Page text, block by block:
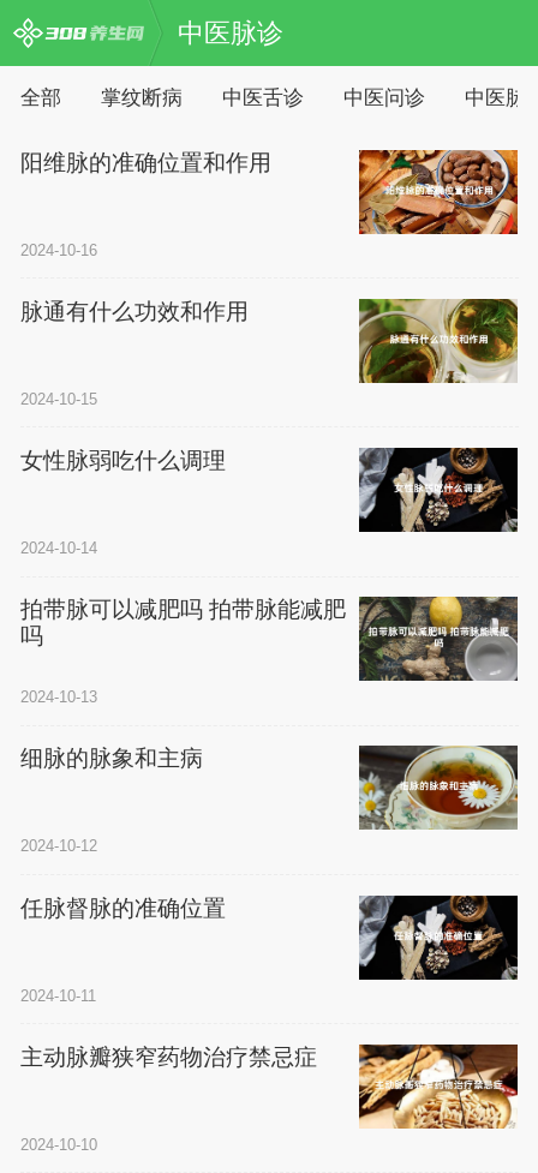
中医脉诊
全部 掌纹断病 中医舌诊 中医问诊 中医脉
阳维脉的准确位置和作用
2024-10-16
脉通有什么功效和作用
2024-10-15
女性脉弱吃什么调理
2024-10-14
拍带脉可以减肥吗 拍带脉能减肥
吗
2024-10-13
细脉的脉象和主病
2024-10-12
任脉督脉的准确位置
2024-10-11
主动脉瓣狭窄药物治疗禁忌症
2024-10-10